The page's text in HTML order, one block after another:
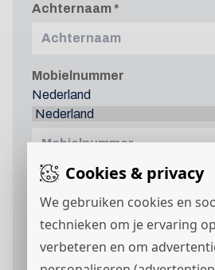
Cookies & privacy
We gebruiken cookies en
technieken om je ervaring
verbeteren en om
Achternaam
Mobielnummer
Nederland
E-mailadres
Curriculum vitae